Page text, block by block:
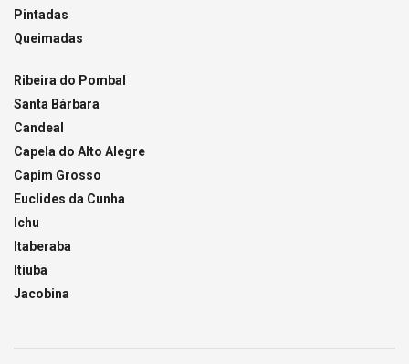
Pintadas
Queimadas
Ribeira do Pombal
Santa Bárbara
Candeal
Capela do Alto Alegre
Capim Grosso
Euclides da Cunha
Ichu
Itaberaba
Itiuba
Jacobina